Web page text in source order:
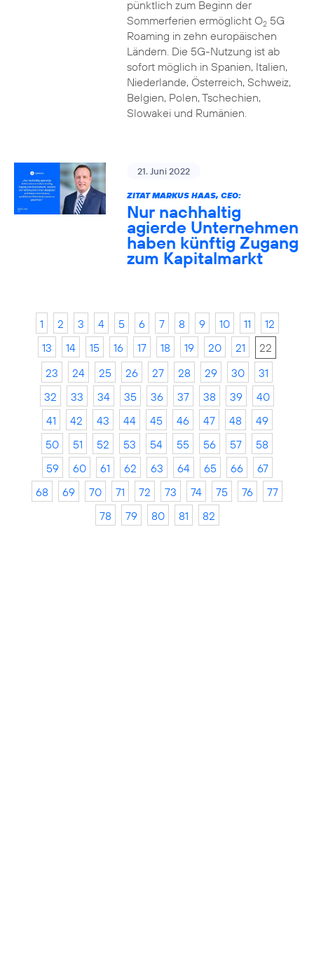
pünktlich zum Beginn der
Sommerferien ermöglicht O25G
Roaming in zehn europäischen
Ländern. Die 5G-Nutzung ist ab
sofort möglich in Spanien, Italien,
Niederlande, Österreich, Schweiz,
Belgien, Polen, Tschechien,
Slowakei und Rumänien.
21. Juni 2022
ZITAT MARKUS HAAS, CEO:
Nur nachhaltig
agierde Unternehmen
haben künftig Zugang
zum Kapitalmarkt
1 2 3 4 5 6 7 8 9 10 11
12
13
14 15 16 17 18 19 20 21
22
23
24 25 26 27 28 29 30
31
32
33 34 35 36 37 38 39
40
41
42 43 44 45 46 47 48
49
50
51 52 53 54 55 56 57
58
59
60 61 62 63 64 65 66
67
68
69 70 71 72 73 74 75 76
77
78
79 80 81 82